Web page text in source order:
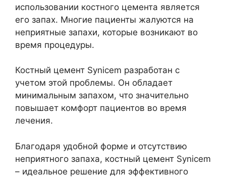
использовании костного цемента является
его запах. Многие пациенты жалуются на
неприятные запахи, которые возникают во
время процедуры.
Костный цемент Synicem разработан с
учетом этой проблемы. Он обладает
минимальным запахом, что значительно
повышает комфорт пациентов во время
лечения.
Благодаря удобной форме и отсутствию
неприятного запаха, костный цемент Synicem
– идеальное решение для эффективного